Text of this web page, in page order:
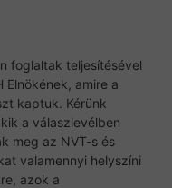
foglaltak teljesítésével
amire a
kaptuk. Kérünk
a válaszlevélben
meg az NVT-s és
valamennyi helyszíni
azok a